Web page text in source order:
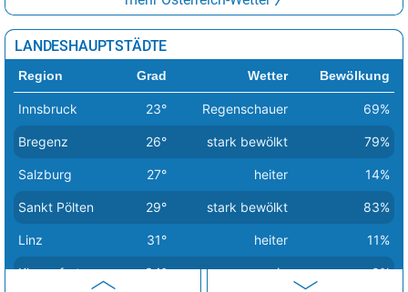
LANDESHAUPTSTÄDTE
Region Grad Wetter Bewölkung
Innsbruck 23° Regenschauer 69%
Bregenz 26° stark bewölkt 79%
Salzburg 27° heiter 14%
Sankt Pölten 29° stark bewölkt 83%
Linz 31° heiter 11%
Klagenfurt 34° sonnig 0%